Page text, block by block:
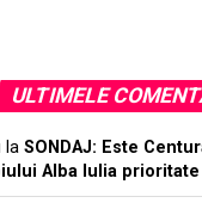
ULTIMELE
la SONDAJ: Este
Alba Iulia